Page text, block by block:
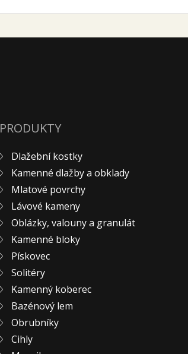
PRODUKTY
Dlažební kostky
Kamenné dlažby a obklady
Mlatové povrchy
Lávové kameny
Oblázky, valouny a granulát
Kamenné bloky
Pískovec
Solitéry
Kamenný koberec
Bazénový lem
Obrubníky
Cihly